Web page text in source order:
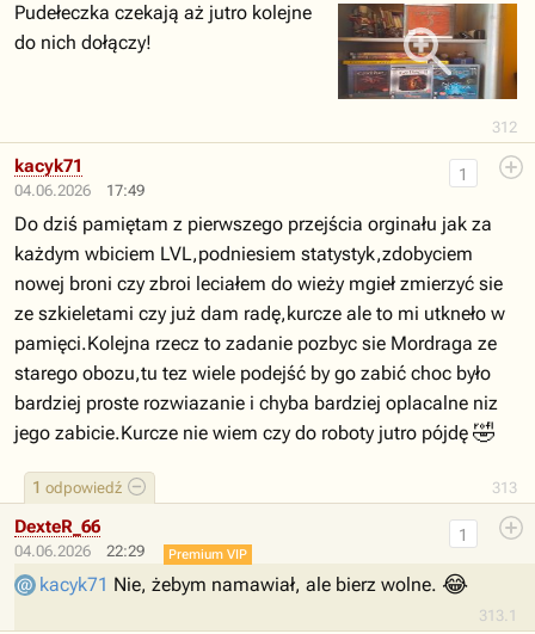
312
Pudełeczka czekają aż jutro kolejne
do nich dołączy!
04.06.2026 17:49
313
1
1 odpowiedź
kacyk71
Do dziś pamiętam z pierwszego przejścia orginału jak za
każdym wbiciem LVL,podniesiem statystyk,zdobyciem
nowej broni czy zbroi leciałem do wieży mgieł zmierzyć sie
ze szkieletami czy już dam radę,kurcze ale to mi utkneło w
pamięci.Kolejna rzecz to zadanie pozbyc sie Mordraga ze
starego obozu,tu tez wiele podejść by go zabić choc było
bardziej proste rozwiazanie i chyba bardziej oplacalne niz
jego zabicie.Kurcze nie wiem czy do roboty jutro pójdę 🤣
04.06.2026 22:29
313.1
1
DexteR_66
Premium VIP
kacyk71 Nie, żebym namawiał, ale bierz wolne. 😂